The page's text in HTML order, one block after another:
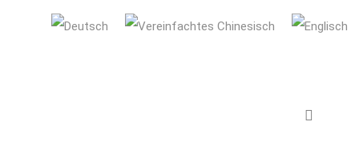
AUDI Konfuzius-Institut Ingolstadt
INSTITUT